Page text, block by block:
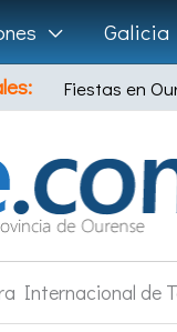
Galicia
Fiestas en
Internacional de